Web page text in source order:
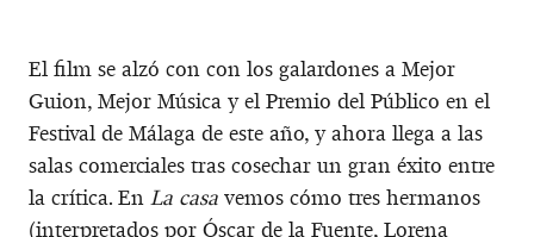
El film se alzó con con los galardones a Mejor
Guion, Mejor Música y el Premio del Público en el
Festival de Málaga de este año, y ahora llega a las
salas comerciales tras cosechar un gran éxito entre
la crítica. En La casa vemos cómo tres hermanos
(interpretados por Óscar de la Fuente, Lorena